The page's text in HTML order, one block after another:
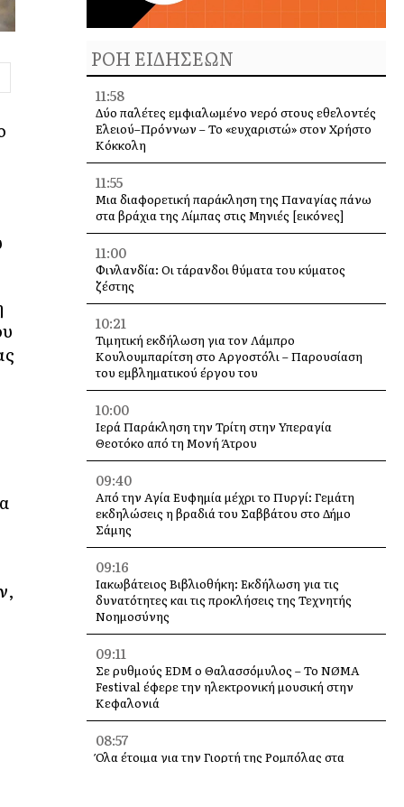
ΡΟΗ ΕΙΔΗΣΕΩΝ
11:58
Δύο παλέτες εμφιαλωμένο νερό στους εθελοντές
Ελειού–Πρόννων – Το «ευχαριστώ» στον Χρήστο
Κόκκολη
11:55
Μια διαφορετική παράκληση της Παναγίας πάνω
στα βράχια της Λίμπας στις Μηνιές [εικόνες]
11:00
Φινλανδία: Οι τάρανδοι θύματα του κύματος
ζέστης
10:21
Τιμητική εκδήλωση για τον Λάμπρο
Κουλουμπαρίτση στο Αργοστόλι – Παρουσίαση
του εμβληματικού έργου του
10:00
Ιερά Παράκληση την Τρίτη στην Υπεραγία
Θεοτόκο από τη Μονή Άτρου
09:40
Από την Αγία Ευφημία μέχρι το Πυργί: Γεμάτη
εκδηλώσεις η βραδιά του Σαββάτου στο Δήμο
Σάμης
09:16
Ιακωβάτειος Βιβλιοθήκη: Εκδήλωση για τις
δυνατότητες και τις προκλήσεις της Τεχνητής
Νοημοσύνης
09:11
Σε ρυθμούς EDM ο Θαλασσόμυλος – Το NØMA
Festival έφερε την ηλεκτρονική μουσική στην
Κεφαλονιά
08:57
Όλα έτοιμα για την Γιορτή της Ρομπόλας στα